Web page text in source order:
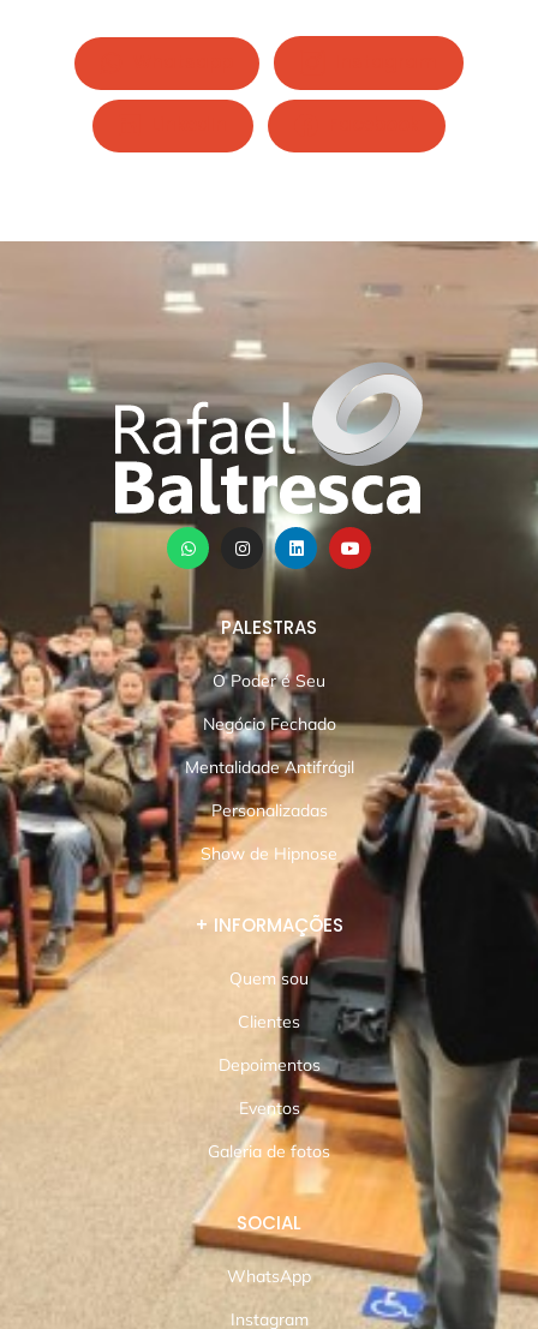
PALESTRAS
O Poder é Seu
Negócio Fechado
Mentalidade Antifrágil
Personalizadas
Show de Hipnose
+ INFORMAÇÕES
Quem sou
Clientes
Depoimentos
Eventos
Galeria de fotos
SOCIAL
WhatsApp
Instagram